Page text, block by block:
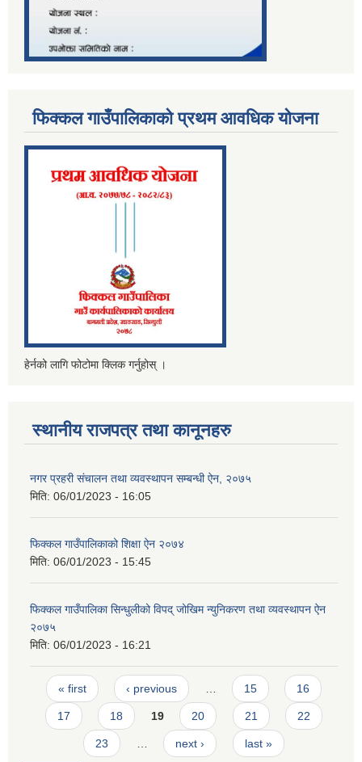
फिक्कल गाउँपालिकाको प्रथम आवधिक योजना
हेर्नको लागि फोटोमा क्लिक गर्नुहोस् ।
स्थानीय राजपत्र तथा कानूनहरु
नगर प्रहरी संचालन तथा व्यवस्थापन सम्बन्धी ऐन, २०७५
मिति: 06/01/2023 - 16:05
फिक्कल गाउँपालिकाको शिक्षा ऐन २०७४
मिति: 06/01/2023 - 15:45
फिक्कल गाउँपालिका सिन्धुलीको विपद् जोखिम न्युनिकरण तथा व्यवस्थापन ऐन
२०७५
मिति: 06/01/2023 - 16:21
Pages
« first ‹ previous … 15 16
17 18 19 20 21 22
23 … next › last »